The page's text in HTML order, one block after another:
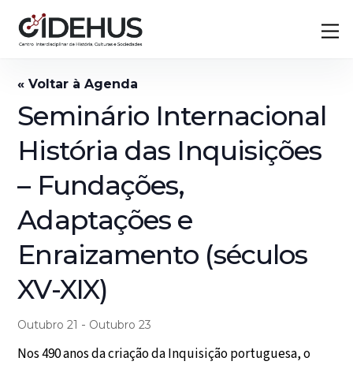
content
Seminário Internacional
História das Inquisições
– Fundações,
Adaptações e
Enraizamento (séculos
XV-XIX)
Outubro 21 - Outubro 23
Nos 490 anos da criação da Inquisição portuguesa, o